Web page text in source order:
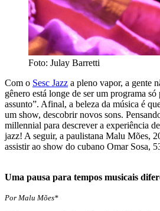
Foto: Julay Barretti
Com o Sesc Jazz a pleno vapor, a gente
gênero está longe de ser um programa
assunto”. Afinal, a beleza da música é
um show, descobrir novos sons.
millennial para descrever a experiência
jazz! A seguir, a paulistana Malu Mões,
assistir ao show do cubano Omar Sosa,
Uma pausa para tempos musicais
Por Malu Mões*